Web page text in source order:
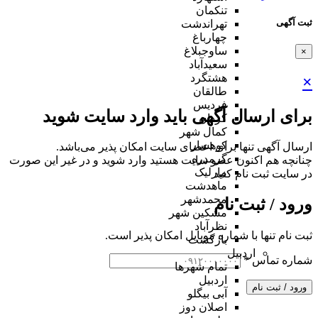
ثبت آگهی
×
×
برای ارسال آگهی باید وارد سایت شوید
ارسال آگهی تنها برای اعضای سایت امکان پذیر می‌باشد.
چنانچه هم‌ اکنون عضو سایت هستید وارد شوید و در غیر این صورت
در سایت ثبت نام کنید
ورود / ثبت نام
ثبت نام تنها با شماره موبایل امکان پذیر است.
شماره تماس*
ورود / ثبت نام
تنکمان
تهراندشت
چهارباغ
ساوجبلاغ
سعیدآباد
هشتگرد
طالقان
فردیس
کردان
کمال شهر
کوهسار
گرمدره
مارلیک
ماهدشت
محمدشهر
مشکین شهر
نظرآباد
بازگشت
اردبیل
تمام شهر‌ها
اردبیل
آبی بیگلو
اصلان دوز